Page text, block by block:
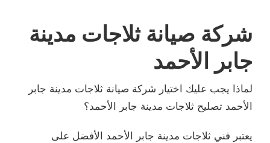
شركة صيانة ثلاجات مدينة
جابر الأحمد
لماذا يجب عليك اختيار شركة صيانة ثلاجات مدينة جابر
الأحمد تصليح ثلاجات مدينة جابر الأحمد؟
يعتبر فني ثلاجات مدينة جابر الأحمد الأفضل على